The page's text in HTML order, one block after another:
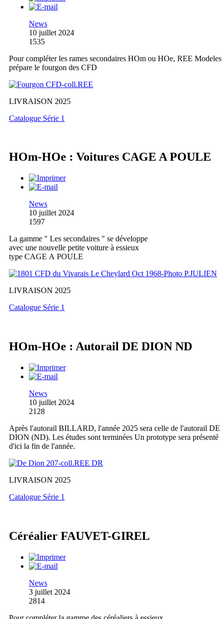
News
10 juillet 2024
1535
Pour compléter les rames secondaires HOm ou HOe, REE Modeles
prépare le fourgon des CFD
LIVRAISON 2025
Catalogue Série 1
HOm-HOe : Voitures CAGE A POULE
News
10 juillet 2024
1597
La gamme " Les secondaires " se développe
avec une nouvelle petite voiture à essieux
type CAGE A POULE
LIVRAISON 2025
Catalogue Série 1
HOm-HOe : Autorail DE DION ND
News
10 juillet 2024
2128
Après l'autorail BILLARD, l'année 2025 sera celle de l'autorail DE
DION (ND). Les études sont terminées Un prototype sera présenté
d'ici la fin de l'année.
LIVRAISON 2025
Catalogue Série 1
Céréalier FAUVET-GIREL
News
3 juillet 2024
2814